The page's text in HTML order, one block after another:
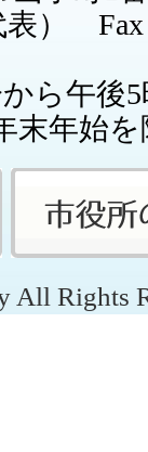
表） Fax
ら午後
末年始
All Rights